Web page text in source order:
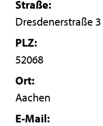
Straße:
Dresdenerstraße 3
PLZ:
52068
Ort:
Aachen
E-Mail: